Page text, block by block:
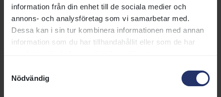
information från din enhet till de sociala medier och
annons- och analysföretag som vi samarbetar med.
Dessa kan i sin tur kombinera informationen med annan
information som du har tillhandahållit eller som de har
Nödvändig
medarbetarna i Svensk Galopp
AB och information om vilka
specifika frågor och ärenden
varje medarbetare kan hjälpa dig